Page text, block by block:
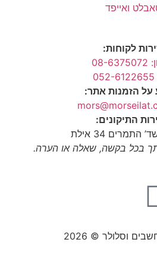
ואייפד
לקוחות:
על הזמנות אתר:
התיקונים:
התמרים 34 אילת
בכל בקשה, שאלה או הערה.
וסלולר © 2026